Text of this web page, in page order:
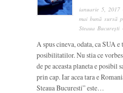
ianuarie 5, 2017
mai bună sursă
Steaua București
A spus cineva, odata, ca SUA
posibilitatilor. Nu stia ce
de pe aceasta planeta e posibil
prin cap. Iar acea tara e
Steaua Bucuresti” este…